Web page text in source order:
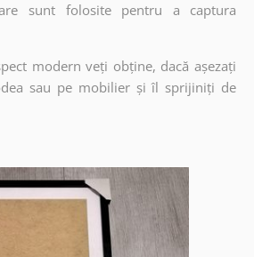
sunt folosite pentru a captura
modern veți obține, dacă așezați
sau pe mobilier și îl sprijiniți de